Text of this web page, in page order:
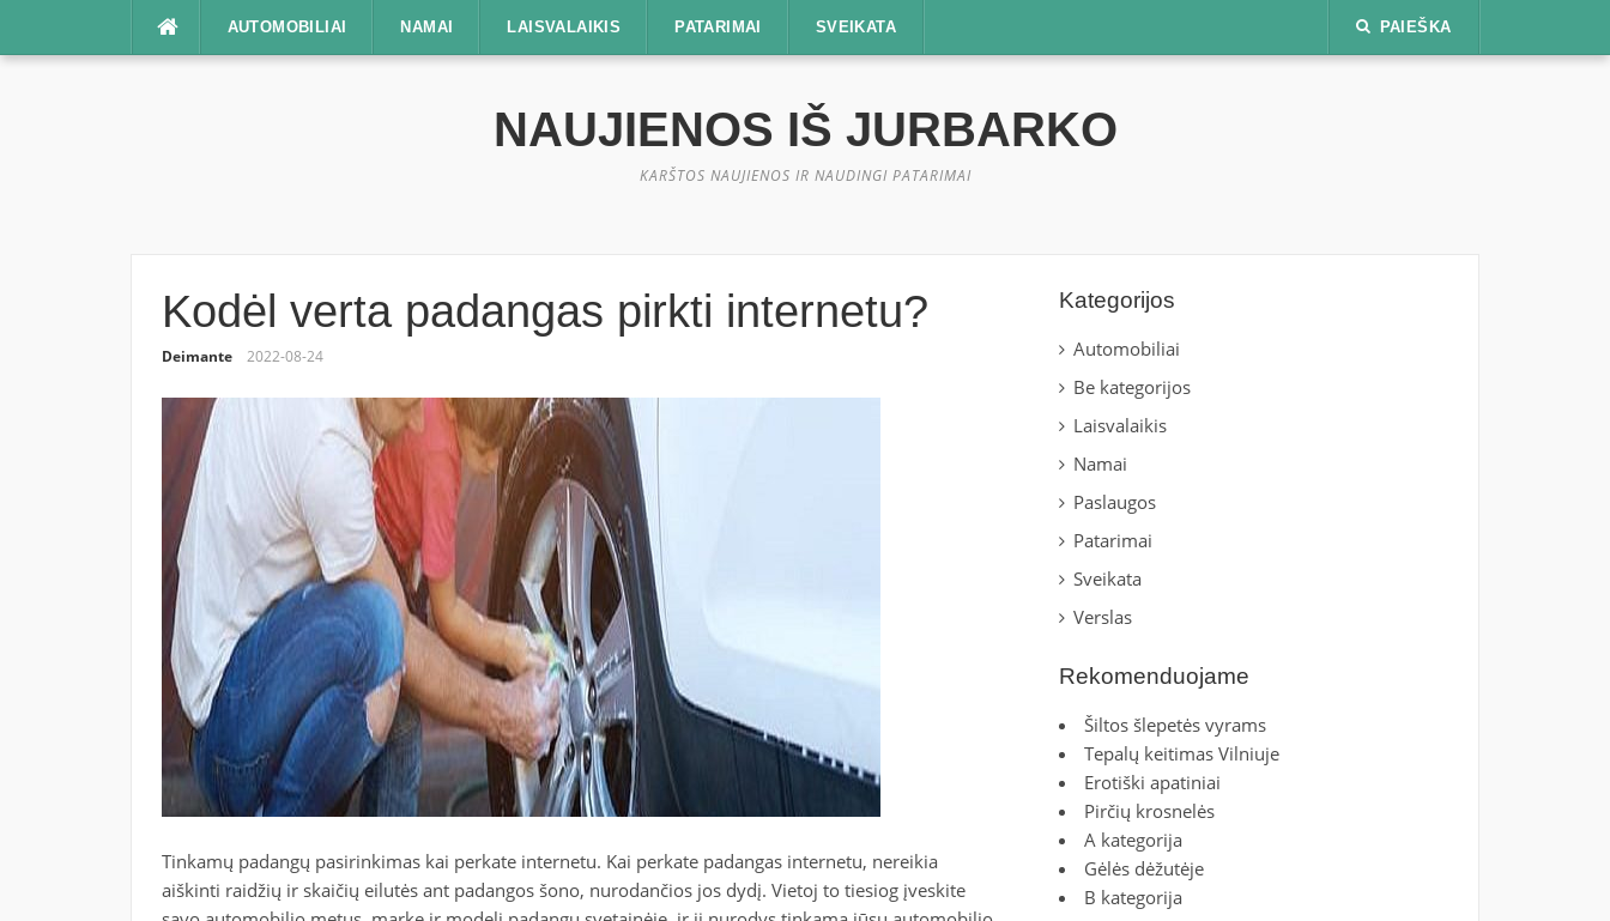
AUTOMOBILIAI NAMAI LAISVALAIKIS PATARIMAI SVEIKATA PAIEŠKA
NAUJIENOS IŠ JURBARKO
KARŠTOS NAUJIENOS IR NAUDINGI PATARIMAI
Kodėl verta padangas pirkti internetu?
Deimante 2022-08-24
Tinkamų padangų pasirinkimas kai perkate internetu. Kai perkate padangas internetu, nereikia
aiškinti raidžių ir skaičių eilutės ant padangos šono, nurodančios jos dydį. Vietoj to tiesiog įveskite
Kategorijos
Automobiliai
Be kategorijos
Laisvalaikis
Namai
Paslaugos
Patarimai
Sveikata
Verslas
Rekomenduojame
Šiltos šlepetės vyrams
Tepalų keitimas Vilniuje
Erotiški apatiniai
Pirčių krosnelės
A kategorija
Gėlės dėžutėje
B kategorija